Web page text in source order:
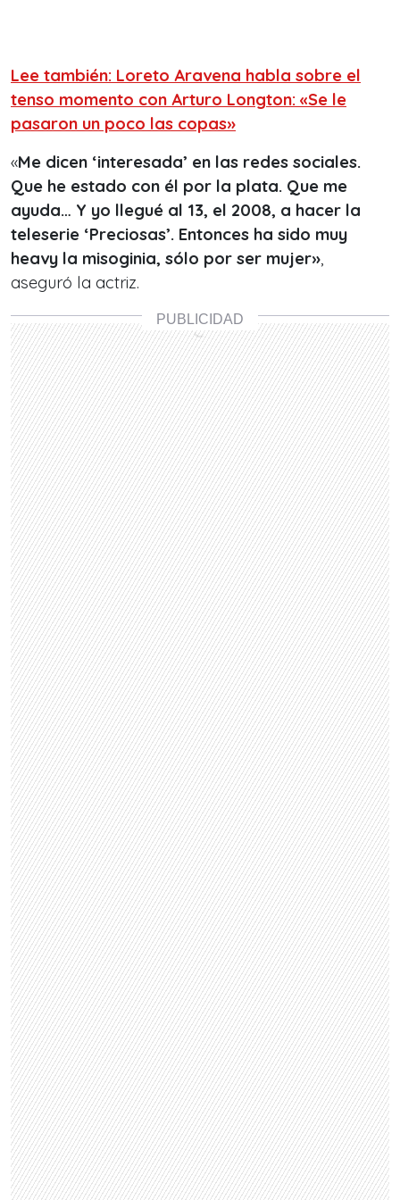
Lee también: Loreto Aravena habla sobre el
tenso momento con Arturo Longton: «Se le
pasaron un poco las copas»
«Me dicen ‘interesada’ en las redes sociales.
Que he estado con él por la plata. Que me
ayuda… Y yo llegué al 13, el 2008, a hacer la
teleserie ‘Preciosas’. Entonces ha sido muy
heavy la misoginia, sólo por ser mujer»,
aseguró la actriz.